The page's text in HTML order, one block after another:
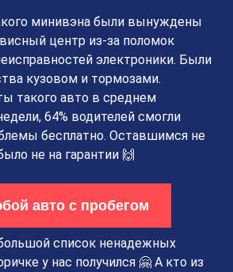
минивэна были вынуждены
центр из-за поломок
электроники. Были
кузовом и тормозами.
такого авто в среднем
64% водителей смогли
бесплатно. Оставшимся не
не на гарантии 🙌
авто с пробегом
список ненадежных
у нас получился 🤗 А кто из